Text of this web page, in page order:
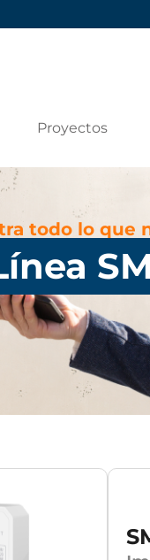
Proyectos
todo lo que